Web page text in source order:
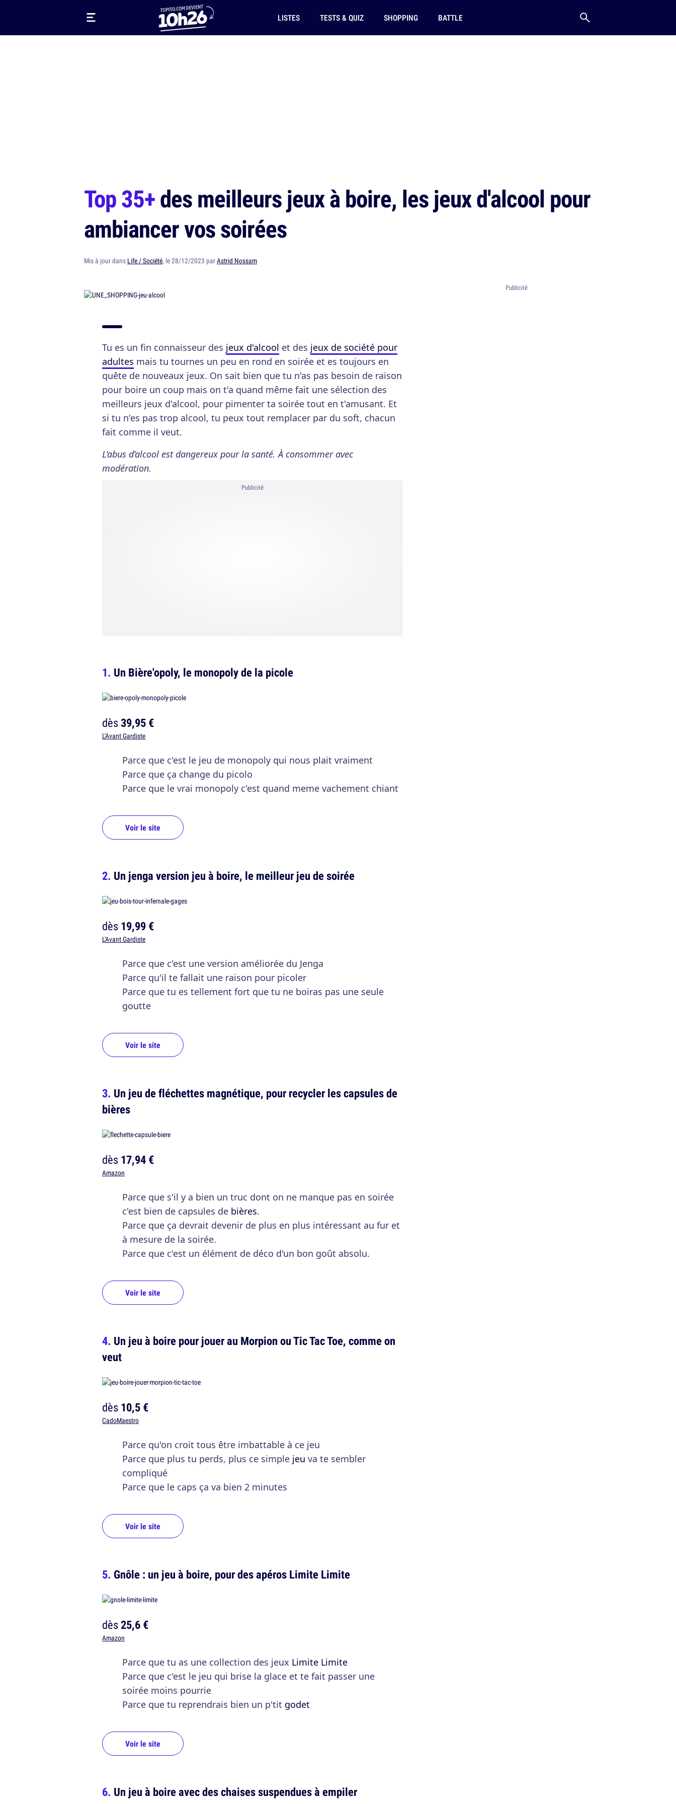
LISTES TESTS & QUIZ SHOPPING BATTLE
Top 35+des meilleurs jeux à boire, les jeux d'alcool pour
ambiancer vos soirées
Mis à jour dans Life / Société, le 28/12/2023 parAstrid Nossam
Tu es un fin connaisseur des jeux d'alcool et des jeux de société pour
adultes mais tu tournes un peu en rond en soirée et es toujours en
quête de nouveaux jeux. On sait bien que tu n'as pas besoin de raison
pour boire un coup mais on t'a quand même fait une sélection des
meilleurs jeux d'alcool, pour pimenter ta soirée tout en t'amusant. Et
si tu n'es pas trop alcool, tu peux tout remplacer par du soft, chacun
fait comme il veut.
L’abus d’alcool est dangereux pour la santé. À consommer avec
modération.
Publicité
Un Bière'opoly, le monopoly de la picole
dès39,95 €
L'Avant Gardiste
Parce que c'est le jeu de monopoly qui nous plait vraiment
Parce que ça change du picolo
Parce que le vrai monopoly c'est quand meme vachement chiant
Voir le site
Un jenga version jeu à boire, le meilleur jeu de soirée
dès19,99 €
L'Avant Gardiste
Parce que c'est une version améliorée du Jenga
Parce qu'il te fallait une raison pour picoler
Parce que tu es tellement fort que tu ne boiras pas une seule
goutte
Voir le site
Un jeu de fléchettes magnétique, pour recycler les capsules de
bières
dès17,94 €
Amazon
Parce que s'il y a bien un truc dont on ne manque pas en soirée
c'est bien de capsules de bières.
Parce que ça devrait devenir de plus en plus intéressant au fur et
à mesure de la soirée.
Parce que c'est un élément de déco d'un bon goût absolu.
Voir le site
Un jeu à boire pour jouer au Morpion ou Tic Tac Toe, comme on
veut
dès10,5 €
CadoMaestro
Parce qu'on croit tous être imbattable à ce jeu
Parce que plus tu perds, plus ce simple jeu va te sembler
compliqué
Parce que le caps ça va bien 2 minutes
Voir le site
Gnôle : un jeu à boire, pour des apéros Limite Limite
dès25,6 €
Amazon
Parce que tu as une collection des jeux Limite Limite
Parce que c'est le jeu qui brise la glace et te fait passer une
soirée moins pourrie
Parce que tu reprendrais bien un p'tit godet
Voir le site
Un jeu à boire avec des chaises suspendues à empiler